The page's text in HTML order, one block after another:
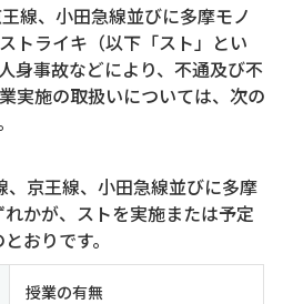
線、小田急線並びに多摩モノ
トライキ（以下「スト」とい
身事故などにより、不通及び不
実施の取扱いについては、次の
、京王線、小田急線並びに多摩
かが、ストを実施または予定
おりです。
授業の有無